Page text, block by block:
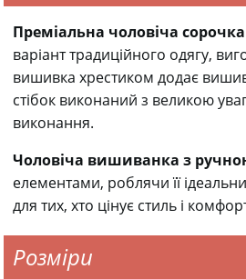
Преміальна чоловіча
варіант традиційного одягу,
вишивка хрестиком додає
стібок виконаний з великою
виконання.
Чоловіча вишиванка з
елементами, роблячи її
для тих, хто цінує стиль і
Розміри